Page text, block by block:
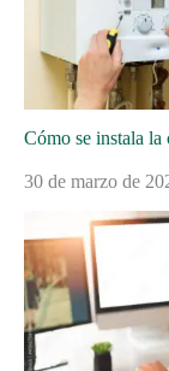
Cómo se instala la
30 de marzo de